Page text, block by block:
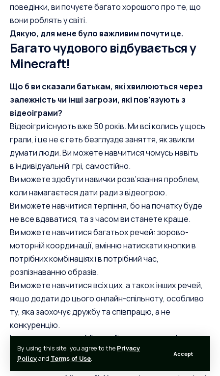
By using this site, you agree to the Privacy
Policyand Terms of Use.
Accept
поведінки, ви почуєте багато хорошого про те, що
вони роблять у світі.
Дякую, для мене було важливим почути це.
Багато чудового відбувається у
Minecraft!
Що б ви сказали батькам, які хвилюються через
залежність чи інші загрози, які пов’язують з
відеоіграми?
Відеоігри існують вже 50 років. Ми всі колись у щось
грали, і це не є геть безглузде заняття, як звикли
думати люди. Ви можете навчитися чомусь навіть
в індивідуальній грі, самостійно.
Ви можете здобути навички розв’язання проблем,
коли намагаєтеся дати ради з відеогрою.
Ви можете навчитися терпіння, бо на початку буде
не все вдаватися, та з часом ви станете краще.
Ви можете навчитися багатьох речей: зорово-
моторній координації, вмінню натискати кнопки в
потрібних комбінаціях і в потрібний час,
розпізнаванню образів.
Ви можете навчитися всіх цих, а також інших речей,
якщо додати до цього онлайн-спільноту, особливо
ту, яка заохочує дружбу та співпрацю, а не
конкуренцію.
Існує причина, чому Minecraft тепер має освітню
версію (Minecraft Education) — його вивчають у
школах. Найбільша у світі бібліотека зараз